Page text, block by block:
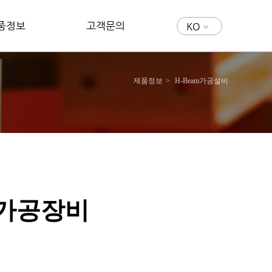
정보 고객문의 KO
제품정보 H-Beam가공설비
공장비